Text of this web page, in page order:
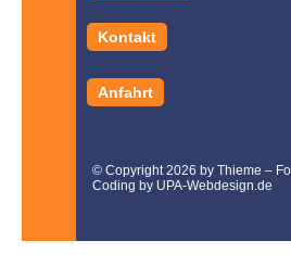
Kontakt
Anfahrt
© Copyright 2026 by Thieme –
Coding by UPA-Webdesign.de